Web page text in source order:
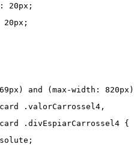
20px;
20px;
and (max-width:
.valorCarrossel4,
.divEspiarCarrossel4 {